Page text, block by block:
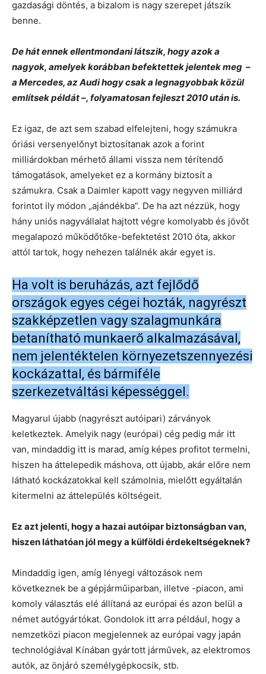
gazdasági döntés, a bizalom is nagy szerepet játszik
benne.
De hát ennek ellentmondani látszik, hogy azok a
nagyok, amelyek korábban befektettek jelentek meg –
a Mercedes, az Audi hogy csak a legnagyobbak közül
említsek példát –, folyamatosan fejleszt 2010 után is.
Ez igaz, de azt sem szabad elfelejteni, hogy számukra
óriási versenyelőnyt biztosítanak azok a forint
milliárdokban mérhető állami vissza nem térítendő
támogatások, amelyeket ez a kormány biztosít a
számukra. Csak a Daimler kapott vagy negyven milliárd
forintot ily módon „ajándékba”. De ha azt nézzük, hogy
hány uniós nagyvállalat hajtott végre komolyabb és jövőt
megalapozó működőtőke-befektetést 2010 óta, akkor
attól tartok, hogy nehezen találnék akár egyet is.
Ha volt is beruházás, azt fejlődő
országok egyes cégei hozták, nagyrészt
szakképzetlen vagy szalagmunkára
betanítható munkaerő alkalmazásával,
nem jelentéktelen környezetszennyezési
kockázattal, és bármiféle
szerkezetváltási képességgel.
Magyarul újabb (nagyrészt autóipari) zárványok
keletkeztek. Amelyik nagy (európai) cég pedig már itt
van, mindaddig itt is marad, amíg képes profitot termelni,
hiszen ha áttelepedik máshova, ott újabb, akár előre nem
látható kockázatokkal kell számolnia, mielőtt egyáltalán
kitermelni az áttelepülés költségeit.
Ez azt jelenti, hogy a hazai autóipar biztonságban van,
hiszen láthatóan jól megy a külföldi érdekeltségeknek?
Mindaddig igen, amíg lényegi változások nem
következnek be a gépjárműiparban, illetve -piacon, ami
komoly választás elé állítaná az európai és azon belül a
német autógyártókat. Gondolok itt arra például, hogy a
nemzetközi piacon megjelennek az európai vagy japán
technológiával Kínában gyártott járművek, az elektromos
autók, az önjáró személygépkocsik, stb.